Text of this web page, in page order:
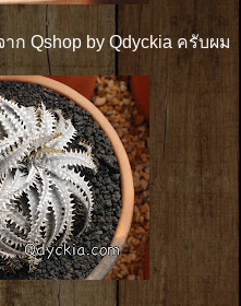
ก Qshop by Qdyckia ครับผม